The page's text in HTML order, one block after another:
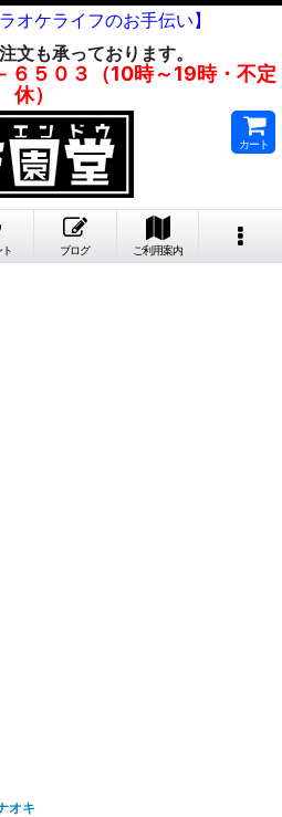
オケライフのお手伝い】
文も承っております。
６５０３（10時～19時・不定
休）
カート
ブログ ご利用案内
オキ